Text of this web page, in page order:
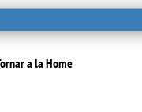
a la Home